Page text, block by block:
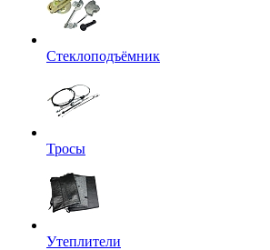
Стеклоподъёмник
Тросы
Утеплители